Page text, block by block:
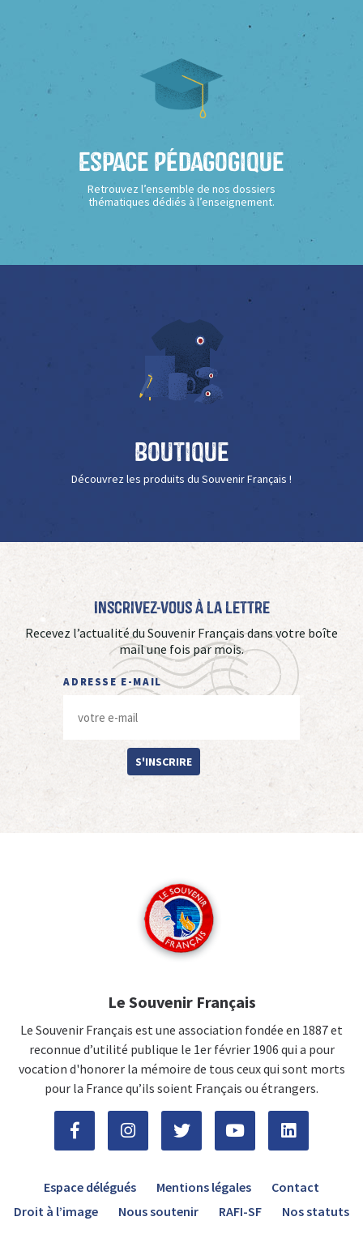
Espace Pédagogique
Retrouvez l’ensemble de nos dossiers
thématiques dédiés à l’enseignement.
Boutique
Découvrez les produits du Souvenir Français !
Inscrivez-vous à La Lettre
Recevez l’actualité du Souvenir Français dans votre boîte
mail une fois par mois.
ADRESSE E-MAIL
S'INSCRIRE
Le Souvenir Français
Le Souvenir Français est une association fondée en 1887 et
reconnue d’utilité publique le 1er février 1906 qui a pour
vocation d'honorer la mémoire de tous ceux qui sont morts
pour la France qu’ils soient Français ou étrangers.
Espace délégués Mentions légales
Contact
Droit à l’image
Nous soutenir RAFI-SF Nos statuts